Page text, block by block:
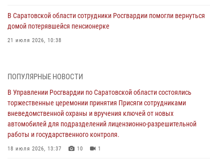
В Саратовской области сотрудники Росгвардии помогли вернуться
домой потерявшейся пенсионерке
21 июля 2026, 10:38
вневедомственной охраны и вручения ключей от новых
автомобилей для подразделений лицензионно-разрешительной
работы и государственного контроля.
18 июля 2026, 13:37 10 1
В Саратовской области самые лучшие каникулы проходят с
Росгвардией
ПОПУЛЯРНЫЕ НОВОСТИ
В Управлении Росгвардии по Саратовской области состоялись
торжественные церемонии принятия Присяги сотрудниками
вневедомственной охраны и вручения ключей от новых
автомобилей для подразделений лицензионно-разрешительной
работы и государственного контроля.
18 июля 2026, 13:37 10 1